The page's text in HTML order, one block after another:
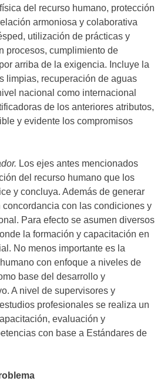
del recurso humano, protección
armoniosa y colaborativa
utilización de prácticas y
procesos, cumplimiento de
arriba de la exigencia. Incluye la
limpias, recuperación de aguas
nacional como internacional
de los anteriores atributos,
y evidente los compromisos
Los ejes antes mencionados
del recurso humano que los
y concluya. Además de generar
con las condiciones y
Para efecto se asumen diversos
la formación y capacitación en
No menos importante es la
con enfoque a niveles de
base del desarrollo y
A nivel de supervisores y
profesionales se realiza un
evaluación y
con base a Estándares de